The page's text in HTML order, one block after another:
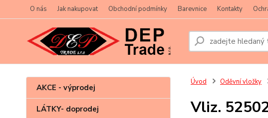
O nás Jak nakupovat Obchodní podmínky Barevnice Kontakty
AKCE - výprodej
LÁTKY- doprodej
Úvod Oděvní vložky
Vliz.